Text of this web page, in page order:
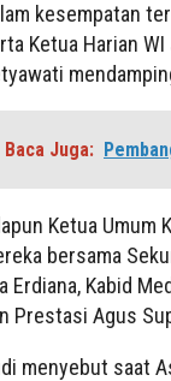
kesempatan
Ketua Harian
Baca Juga:
Ketua Umum
bersama
Erdiana, Kabid
Prestasi Agus
menyebut saat